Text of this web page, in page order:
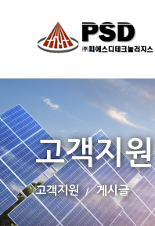
고객지원
고객지원 게시글